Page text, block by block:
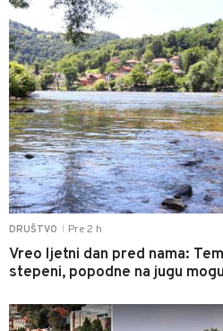
DRUŠTVO Pre 2 h
Vreo ljetni dan pred nama:
stepeni, popodne na jugu